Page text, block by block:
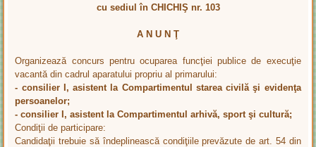
cu sediul în CHICHIŞ nr. 103
A N U N Ţ
Organizează concurs pentru ocuparea funcţiei publice de execuţie
vacantă din cadrul aparatului propriu al primarului:
- consilier I, asistent la Compartimentul starea civilă şi evidenţa
persoanelor;
- consilier I, asistent la Compartimentul arhivă, sport şi cultură;
Condiţii de participare:
Candidaţii trebuie să îndeplinească condiţiile prevăzute de art. 54 din